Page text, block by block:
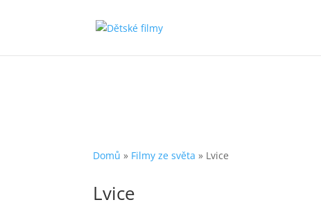
Domů » Filmy ze světa » Lvice
Lvice